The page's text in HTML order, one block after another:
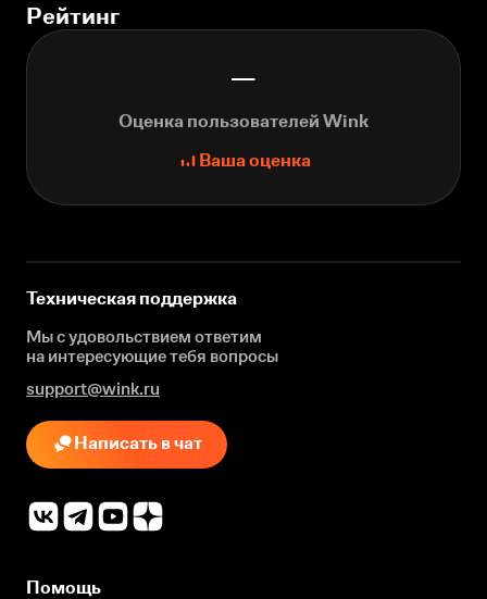
Рейтинг
—
Оценка пользователей Wink
Ваша оценка
Техническая поддержка
Мы с удовольствием ответим
на интересующиетебя вопросы
support@wink.ru
Написать в чат
Помощь